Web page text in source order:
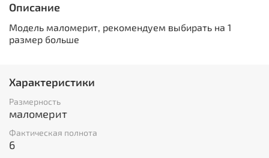
Описание
Модель маломерит, рекомендуем выбирать на 1
размер больше
Характеристики
Размерность
маломерит
Фактическая полнота
6